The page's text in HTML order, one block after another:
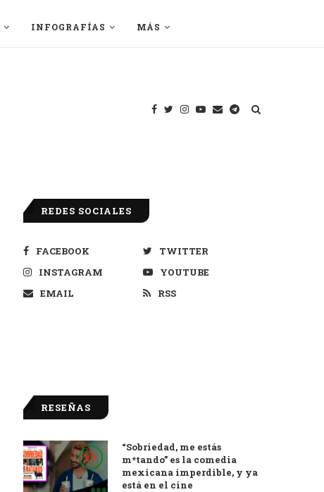
INFOGRAFÍAS MÁS
REDES SOCIALES
FACEBOOK
TWITTER
INSTAGRAM
YOUTUBE
EMAIL
RSS
RESEÑAS
9.0
“Sobriedad, me estás
m*tando” es la comedia
mexicana imperdible, y ya
está en el cine